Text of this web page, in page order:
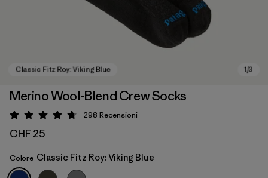
Merino Wool-Blend Crew Socks
Valutazione: 4.7 / 5
298 Recensioni
CHF 25
Colore Classic Fitz Roy: Viking Blue